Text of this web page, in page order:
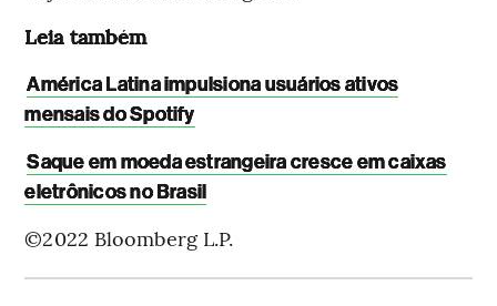
Leia também
América Latina impulsiona usuários ativos
mensais do Spotify
Saque em moeda estrangeira cresce em caixas
eletrônicos no Brasil
©2022 Bloomberg L.P.